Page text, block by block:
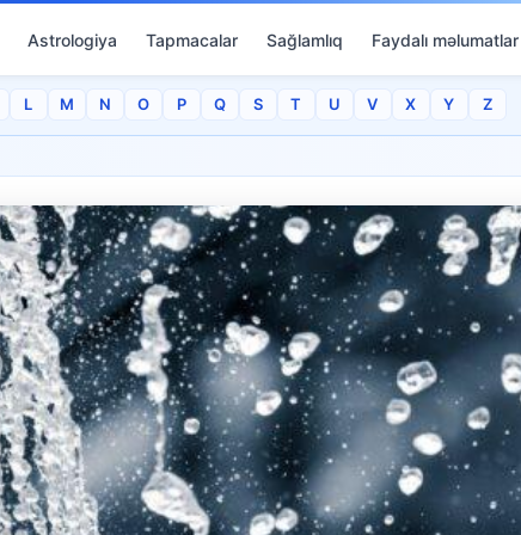
Astrologiya Tapmacalar Sağlamlıq Faydalı məlumatlar
L M N O P Q S T U V X Y Z